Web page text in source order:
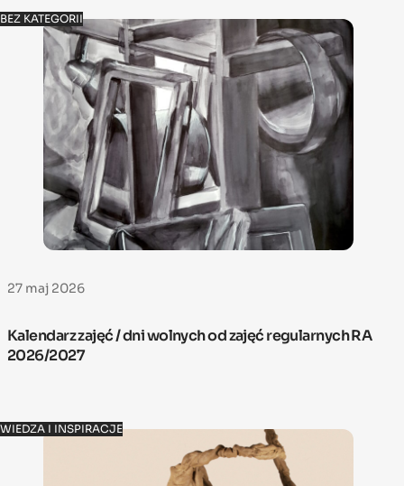
BEZ KATEGORII
27 maj 2026
Kalendarz zajęć / dni wolnych od zajęć regularnych RA
2026/2027
WIEDZA I INSPIRACJE